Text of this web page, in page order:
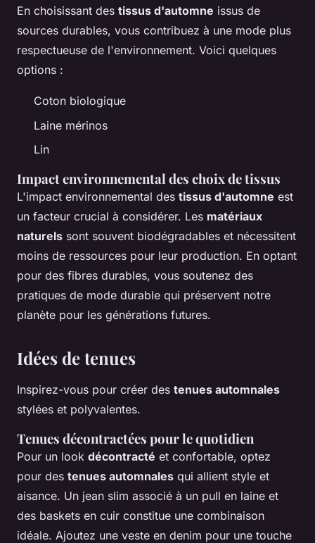
En choisissant des tissus d'automne issus de
sources durables, vous contribuez à une mode plus
respectueuse de l'environnement. Voici quelques
options :
Coton biologique
Laine mérinos
Lin
Impact environnemental des choix de tissus
L'impact environnemental des tissus d'automne est
un facteur crucial à considérer. Les matériaux
naturels sont souvent biodégradables et nécessitent
moins de ressources pour leur production. En optant
pour des fibres durables, vous soutenez des
pratiques de mode durable qui préservent notre
planète pour les générations futures.
Idées de tenues
Inspirez-vous pour créer des tenues automnales
stylées et polyvalentes.
Tenues décontractées pour le quotidien
Pour un look décontracté et confortable, optez
pour des tenues automnales qui allient style et
aisance. Un jean slim associé à un pull en laine et
des baskets en cuir constitue une combinaison
idéale. Ajoutez une veste en denim pour une touche